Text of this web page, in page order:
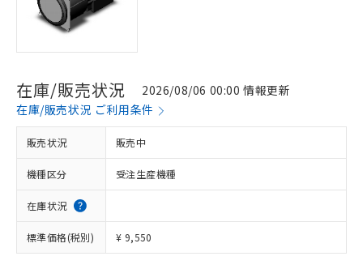
在庫/販売状況
2026/08/06 00:00 情報更新
在庫/販売状況 ご利用条件
販売状況 販売中
機種区分 受注生産機種
在庫状況
標準価格(税別) ¥ 9,550